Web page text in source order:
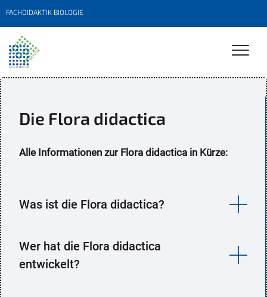
FACHDIDAKTIK BIOLOGIE
Die Flora didactica
Alle Informationen zur Flora didactica in Kürze:
Was ist die Flora didactica?
Wer hat die Flora didactica
entwickelt?